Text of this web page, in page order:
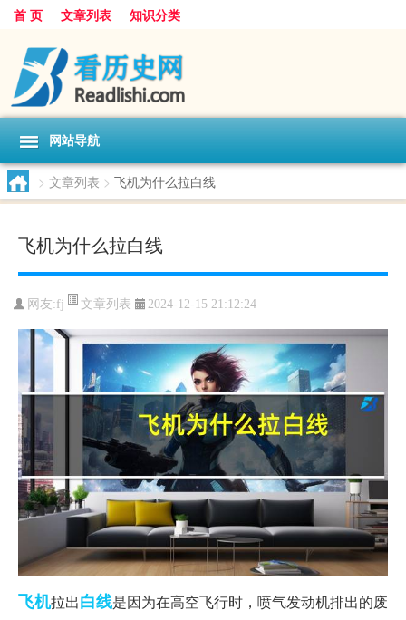
首 页 文章列表 知识分类
网站导航
> 文章列表 > 飞机为什么拉白线
飞机为什么拉白线
网友:fj 文章列表 2024-12-15 21:12:24
飞机拉出白线是因为在高空飞行时，喷气发动机排出的废